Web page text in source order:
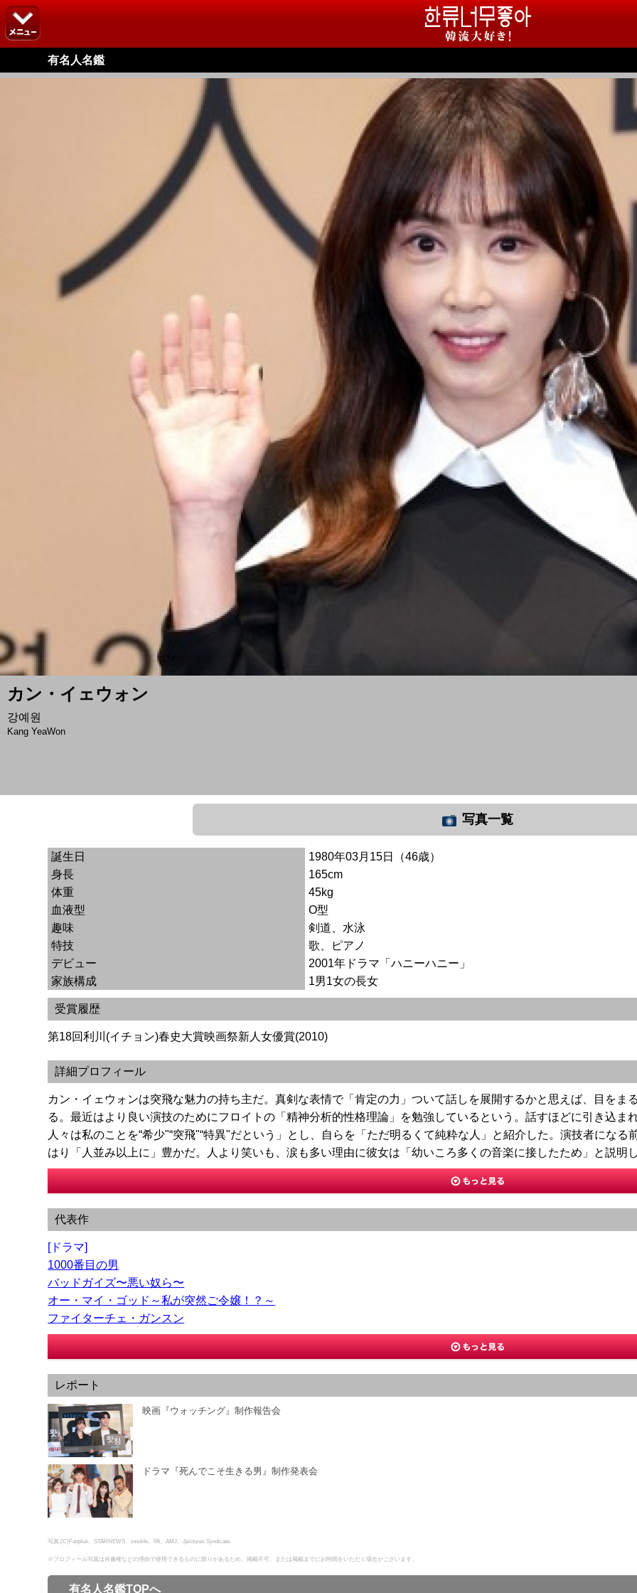
有名人名鑑
カン・イェウォン
강예원
Kang YeaWon
写真一覧
誕生日
1980年03月15日（46歳）
身長
165cm
体重
45kg
血液型
O型
趣味
剣道、水泳
特技
歌、ピアノ
デビュー
2001年ドラマ「ハニーハニー」
家族構成
1男1女の長女
受賞履歴
第18回利川(イチョン)春史大賞映画祭新人女優賞(2010)
詳細プロフィール
カン・イェウォンは突飛な魅力の持ち主だ。真剣な表情で「肯定の力」ついて話しを展開するかと思えば、目をま
る。最近はより良い演技のためにフロイトの「精神分析的性格理論」を勉強しているという。話すほどに引き込ま
人々は私のことを“希少"“突飛"“特異"だという」とし、自らを「ただ明るくて純粋な人」と紹介した。演技者にな
はり「人並み以上に」豊かだ。人より笑いも、涙も多い理由に彼女は「幼いころ多くの音楽に接したため」と説明
代表作
[ドラマ]
1000番目の男
バッドガイズ〜悪い奴ら〜
オー・マイ・ゴッド～私が突然ご令嬢！？～
ファイターチェ・ガンスン
レポート
映画『ウォッチング』制作報告会
ドラマ『死んでこそ生きる男』制作発表会
写真:(C)Fanplus、STARNEWS、innolife、PA、AMJ、Jpictures Syndicate
※プロフィール写真は肖像権などの理由で使用できるものに限りがあるため、掲載不可、または掲載までにお時間をいただく場合がございます。
有名人名鑑TOPへ